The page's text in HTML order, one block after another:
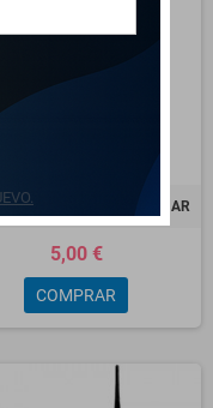
CUCHILLA CIRCULAR
5,00 €
COMPRAR